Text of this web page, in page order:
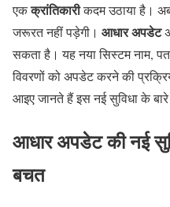
एकक्रांतिकारीकदम उठाया है।
जरूरत नहीं पड़ेगी। आधार अपडेट
सकता है। यह नया सिस्टम नाम,
विवरणों को अपडेट करने की
आइए जानते हैं इस नई सुविधा के बारे
आधार अपडेट की नई
बचत